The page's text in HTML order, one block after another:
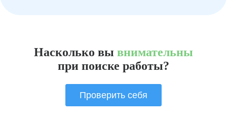
Насколько вы внимательны
при поиске работы?
Проверить себя